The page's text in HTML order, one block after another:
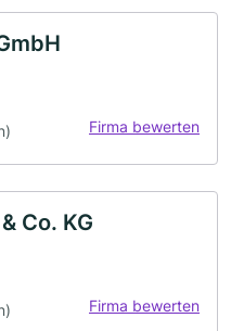
Firma bewerten
Co. KG
Firma bewerten